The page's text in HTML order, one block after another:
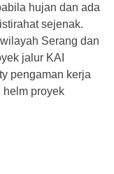
hujan dan ada
sejenak.
Serang dan
jalur KAI
pengaman kerja
helm proyek